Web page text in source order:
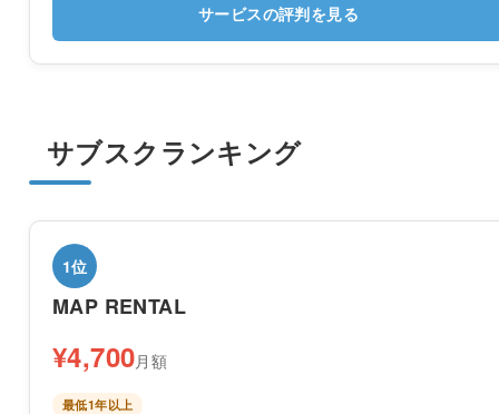
サービスの評判を見る
サブスクランキング
1位
MAP RENTAL
¥4,700月額
最低1年以上